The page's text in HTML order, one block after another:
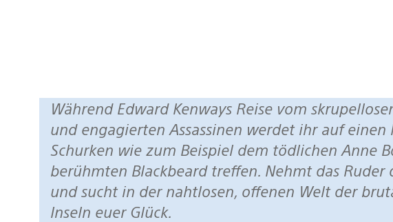
Während Edward Kenways Reise vom skrupellosen Piraten zum tödlichen
und engagierten Assassinen werdet ihr auf
Schurken wie zum Beispiel dem tödlichen Anne
berühmten Blackbeard treffen. Nehmt das Ruder
und sucht in der nahtlosen, offenen Welt der
Inseln euer Glück.